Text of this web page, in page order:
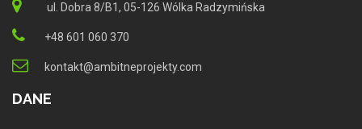
ul. Dobra 8/B1, 05-126 Wólka Radzymińska
+48 601 060 370
kontakt@ambitneprojekty.com
DANE